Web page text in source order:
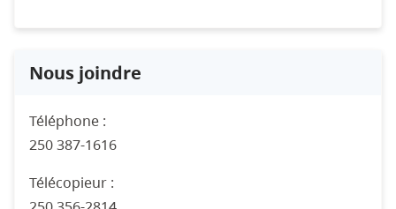
Nous joindre
Téléphone :
250 387-1616
Télécopieur :